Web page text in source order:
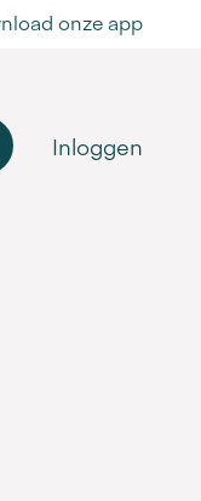
onze app
Inloggen